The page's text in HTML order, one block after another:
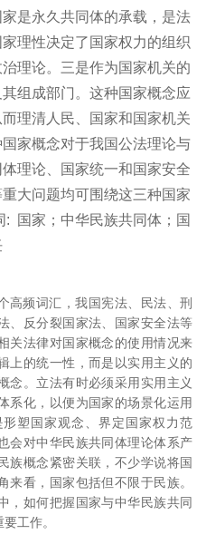
是永久共同体的承载，是法
理性决定了国家权力的组织
理论。三是作为国家机关的
组成部门。这种国家概念应
理清人民、国家和国家机关
家概念对于我国公法理论与
理论、国家统一和国家安全
大问题均可围绕这三种国家
:
国家；中华民族共同体；国
高频词汇，我国宪法、民法、刑
、反分裂国家法、国家安全法等
关法律对国家概念的使用情况来
上的统一性，而是以实用主义的
念。立法有时必须采用实用主义
系化，以便为国家的场景化运用
塑国家观念、界定国家权力范
会对中华民族共同体理论体系产
族概念紧密关联，不少学说将国
看，国家包括但不限于民族。
，如何把握国家与中华民族共同
工作。